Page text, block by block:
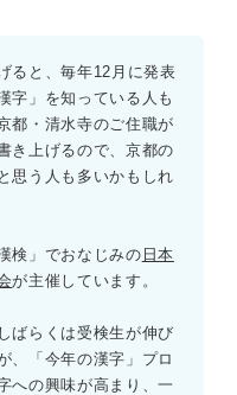
ると、毎年12月に発表
字」を知っている人も
都・清水寺のご住職が
き上げるので、京都の
思う人も多いかもしれ
検」でおなじみの 日本
が主催しています。
ばらくは受検生が伸び
、「今年の漢字」プロ
への興味が高まり、一